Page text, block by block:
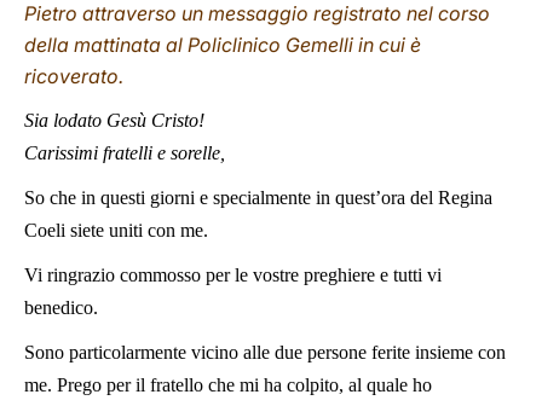
Pietro attraverso un messaggio registrato nel corso
della mattinata al Policlinico Gemelli in cui è
ricoverato.
Sia lodato Gesù Cristo!
Carissimi fratelli e sorelle,
So che in questi giorni e specialmente in quest’ora del Regina
Coeli siete uniti con me.
Vi ringrazio commosso per le vostre preghiere e tutti vi
benedico.
Sono particolarmente vicino alle due persone ferite insieme con
me. Prego per il fratello che mi ha colpito, al quale ho